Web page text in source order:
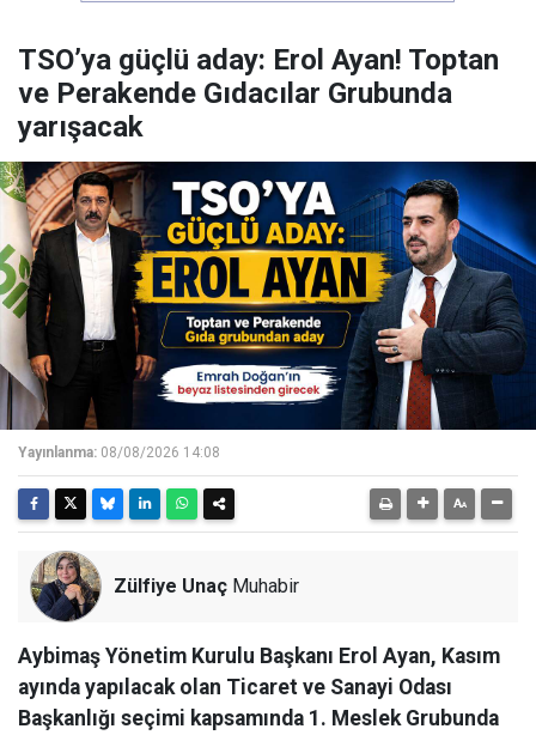
TSO’ya güçlü aday: Erol Ayan! Toptan
ve Perakende Gıdacılar Grubunda
yarışacak
Yayınlanma: 08/08/2026 14:08
Zülfiye Unaç Muhabir
Aybimaş Yönetim Kurulu Başkanı Erol Ayan, Kasım
ayında yapılacak olan Ticaret ve Sanayi Odası
Başkanlığı seçimi kapsamında 1. Meslek Grubunda